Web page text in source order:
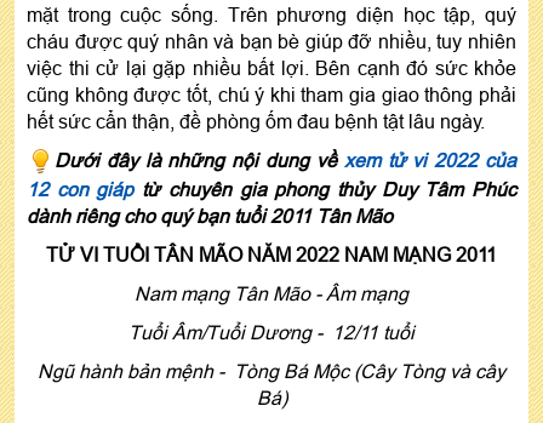
mặt trong cuộc sống. Trên phương diện học tập, quý
cháu được quý nhân và bạn bè giúp đỡ nhiều, tuy nhiên
việc thi cử lại gặp nhiều bất lợi. Bên cạnh đó sức khỏe
cũng không được tốt, chú ý khi tham gia giao thông phải
hết sức cẩn thận, đề phòng ốm đau bệnh tật lâu ngày.
Dưới đây là những nội dung vềxem tử vi 2022 của
12 con giáp từ chuyên gia phong thủy Duy Tâm Phúc
dành riêng cho quý bạn tuổi 2011 Tân Mão
TỬ VI TUỔI TÂN MÃO NĂM 2022 NAM MẠNG 2011
Nam mạng Tân Mão - Âm mạng
Tuổi Âm/Tuổi Dương - 12/11 tuổi
Ngũ hành bản mệnh - Tòng Bá Mộc (Cây Tòng và cây
Bá)